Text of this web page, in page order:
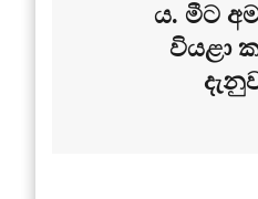
ය. මීට
වියළා